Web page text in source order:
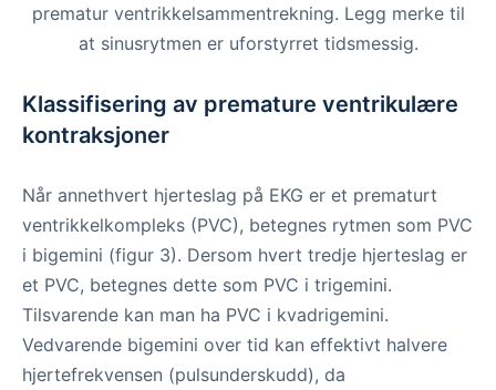
prematur ventrikkelsammentrekning. Legg merke til
at sinusrytmen er uforstyrret tidsmessig.
Klassifisering av premature ventrikulære
kontraksjoner
Når annethvert hjerteslag på EKG er et prematurt
ventrikkelkompleks (PVC), betegnes rytmen som PVC
i bigemini (figur 3). Dersom hvert tredje hjerteslag er
et PVC, betegnes dette som PVC i trigemini.
Tilsvarende kan man ha PVC i kvadrigemini.
Vedvarende bigemini over tid kan effektivt halvere
hjertefrekvensen (pulsunderskudd), da